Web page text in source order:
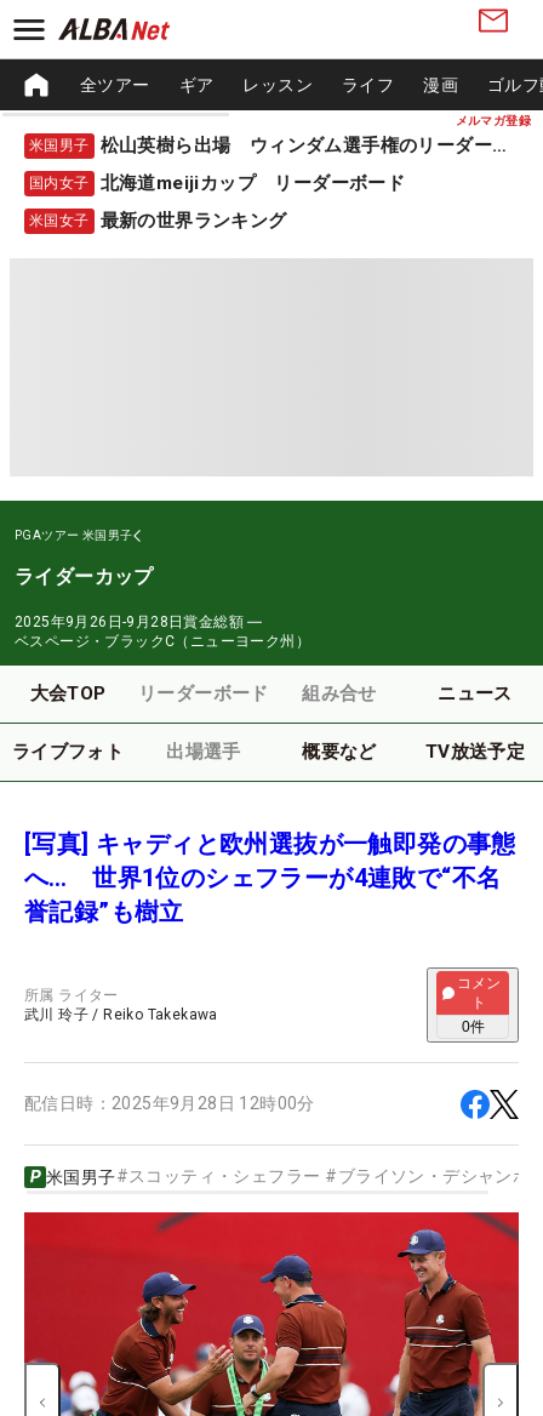
メルマガ登録
全ツアー ギア レッスン ライフ 漫画 ゴル
米国男子 松山英樹ら出場 ウィンダム選手権のリーダーボード
国内女子 北海道meijiカップ リーダーボード
米国女子 最新の世界ランキング
PGAツアー 米国男子
ライダーカップ
2025年9月26日-9月28日賞金総額 ―
ベスページ・ブラックC（ニューヨーク州）
大会TOP リーダーボード 組み合せ ニュース
ライブフォト 出場選手 概要など TV放送予定
[写真] キャディと欧州選抜が一触即発の事態
へ… 世界1位のシェフラーが4連敗で“不名
誉記録”も樹立
所属 ライター
武川 玲子 / Reiko Takekawa
コメン
ト
0件
配信日時： 2025年9月28日 12時00分
米国男子#スコッティ・シェフラー #ブライソン・デシャンボ